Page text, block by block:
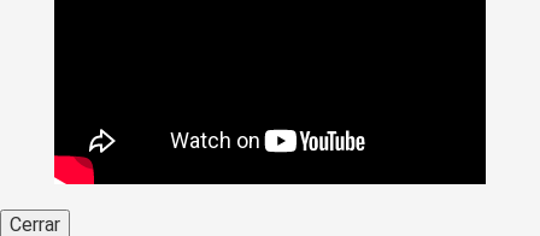
Cerrar